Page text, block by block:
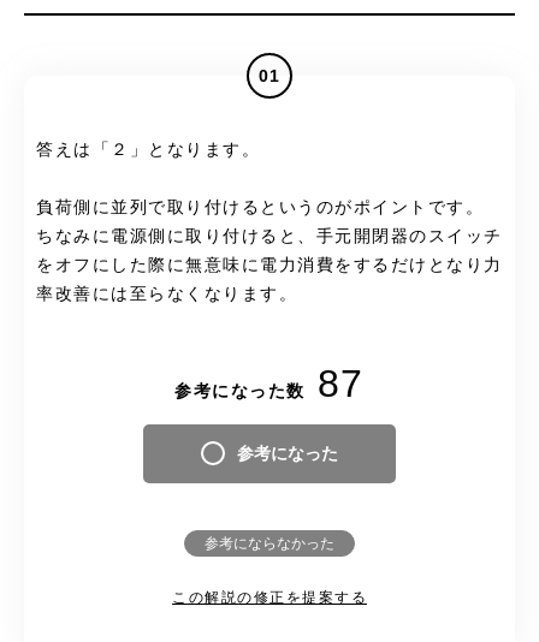
01
答えは「２」となります。
負荷側に並列で取り付けるというのがポイントです。
ちなみに電源側に取り付けると、手元開閉器のスイッチ
をオフにした際に無意味に電力消費をするだけとなり力
率改善には至らなくなります。
参考になった数 87
参考になった
参考にならなかった
この解説の修正を提案する